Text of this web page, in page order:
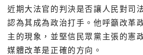
近期大法官的判決是否讓人民對司
認為其成為政治打手。他呼籲改革
主的現象，並堅信民眾黨主張的憲
媒體改革是正確的方向。